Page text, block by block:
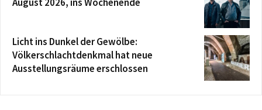
Licht ins Dunkel der Gewölbe:
Völkerschlachtdenkmal hat neue
Ausstellungsräume erschlossen